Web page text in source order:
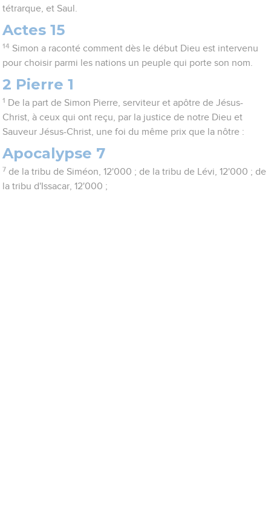
tétrarque, et Saul.
Actes 15
14 Simon a raconté comment dès le début Dieu est intervenu
pour choisir parmi les nations un peuple qui porte son nom.
2 Pierre 1
1 De la part de Simon Pierre, serviteur et apôtre de Jésus-
Christ, à ceux qui ont reçu, par la justice de notre Dieu et
Sauveur Jésus-Christ, une foi du même prix que la nôtre :
Apocalypse 7
7 de la tribu de Siméon, 12'000 ; de la tribu de Lévi, 12'000 ; de
la tribu d'Issacar, 12'000 ;